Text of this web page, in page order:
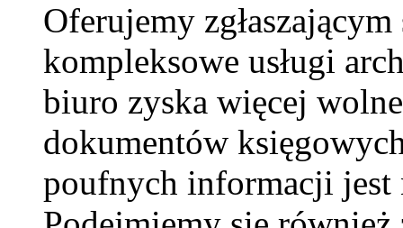
Oferujemy
kompleksowe usługi
biuro zyska więcej
dokumentów
poufnych informacji jest